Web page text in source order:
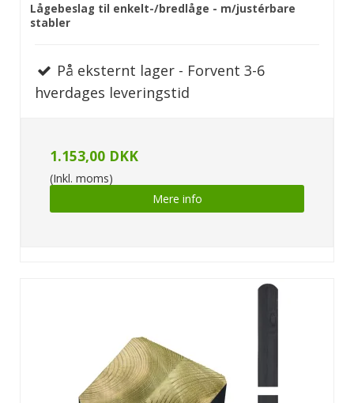
Lågebeslag til enkelt-/bredlåge - m/justérbare
stabler
På eksternt lager - Forvent 3-6
hverdages leveringstid
1.153,00 DKK
(Inkl. moms)
Mere info